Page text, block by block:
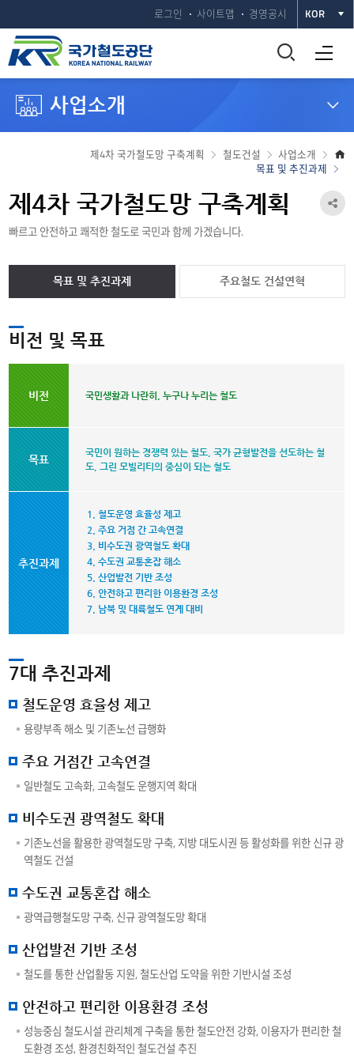
로그인 사이트맵 경영공시 KOR
통
합
색
전체메뉴 열기
사업소개
홈
사업소개
철도건설
제4차 국가철도망 구축계획
목표 및 추진과제
제4차 국가철도망 구축계획
빠르고 안전하고 쾌적한 철도로 국민과 함께 가겠습니다.
공
목표 및 추진과제 주요철도 건설연혁
목
표
및
추
진
과
제
비전 및 목표
비
전,
목
표,
추
진
과
제
에
대
한
정
보
를
제
공
합
비전 국민생활과 나란히, 누구나 누리는 철도
목표
국민이 원하는 경쟁력 있는 철도, 국가 균형발전을 선도하는 철
도, 그린 모빌리티의 중심이 되는 철도
추진과제
철도운영 효율성 제고
주요 거점 간 고속연결
비수도권 광역철도 확대
수도권 교통혼잡 해소
산업발전 기반 조성
안전하고 편리한 이용환경 조성
남북 및 대륙철도 연계 대비
7대 추진과제
철도운영 효율성 제고
용량부족 해소 및 기존노선 급행화
주요 거점간 고속연결
일반철도 고속화, 고속철도 운행지역 확대
비수도권 광역철도 확대
기존노선을 활용한 광역철도망 구축, 지방 대도시권 등 활성화를 위한 신규 광
역철도 건설
수도권 교통혼잡 해소
광역급행철도망 구축, 신규 광역철도망 확대
산업발전 기반 조성
철도를 통한 산업활동 지원, 철도산업 도약을 위한 기반시설 조성
안전하고 편리한 이용환경 조성
성능중심 철도시설 관리체계 구축을 통한 철도안전 강화, 이용자가 편리한 철
도환경 조성, 환경친화적인 철도건설 추진